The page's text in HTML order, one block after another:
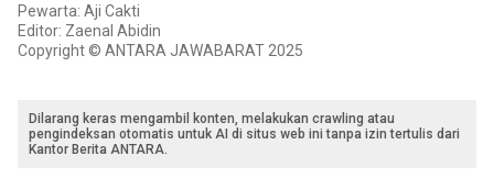
Pewarta: Aji Cakti
Editor: Zaenal Abidin
Copyright © ANTARA JAWABARAT 2025
Dilarang keras mengambil konten, melakukan crawling atau
pengindeksan otomatis untuk AI di situs web ini tanpa izin tertulis dari
Kantor Berita ANTARA.